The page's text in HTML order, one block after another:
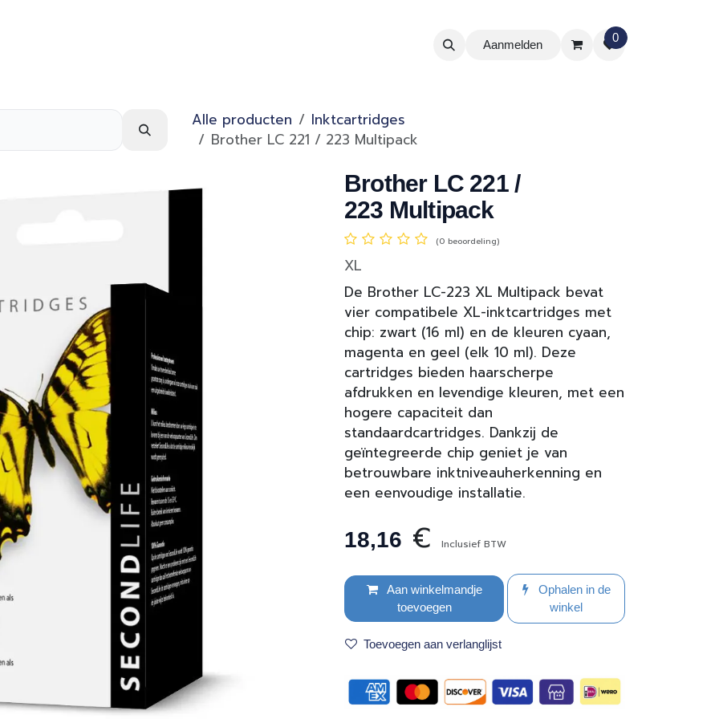
Aanmelden
0
Alle producten
Inktcartridges
Brother LC 221 / 223 Multipack
Brother LC 221 /
223 Multipack
(0 beoordeling)
XL
De Brother LC-223 XL Multipack bevat
vier compatibele XL-inktcartridges met
chip: zwart (16 ml) en de kleuren cyaan,
magenta en geel (elk 10 ml). Deze
cartridges bieden haarscherpe
afdrukken en levendige kleuren, met een
hogere capaciteit dan
standaardcartridges. Dankzij de
geïntegreerde chip geniet je van
betrouwbare inkt­niveau­herkenning en
een eenvoudige installatie.
18,16 € Inclusief BTW
Aan winkelmandje
toevoegen
Ophalen in de
winkel
Toevoegen aan verlanglijst